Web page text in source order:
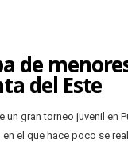
de
del Este
un gran torneo juvenil en
en el que hace poco se